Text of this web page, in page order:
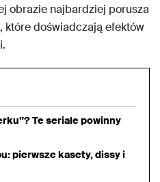
obrazie najbardziej porusza
które doświadczają efektów
Te seriale powinny
pierwsze kasety, dissy i